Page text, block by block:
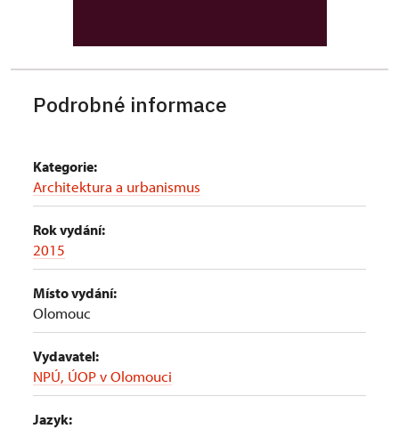
Podrobné informace
Kategorie:
Architektura a urbanismus
Rok vydání:
2015
Místo vydání:
Olomouc
Vydavatel:
NPÚ, ÚOP v Olomouci
Jazyk: